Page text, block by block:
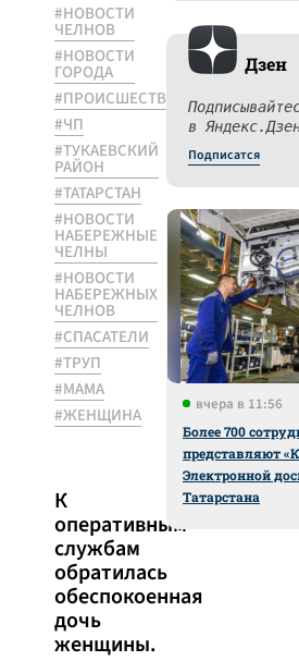
#НОВОСТИ
ЧЕЛНОВ
#НОВОСТИ
ГОРОДА
#ПРОИСШЕСТВИЕ
#ЧП
#ТУКАЕВСКИЙ
РАЙОН
#ТАТАРСТАН
#НОВОСТИ
НАБЕРЕЖНЫЕ
ЧЕЛНЫ
#НОВОСТИ
НАБЕРЕЖНЫХ
ЧЕЛНОВ
#СПАСАТЕЛИ
#ТРУП
#МАМА
#ЖЕНЩИНА
К
оперативным
службам
обратилась
обеспокоенная
дочь
женщины.
Дзен
в
Подписатся
вчера в 11:56
Более 700
представляют
Электронной
Татарстана